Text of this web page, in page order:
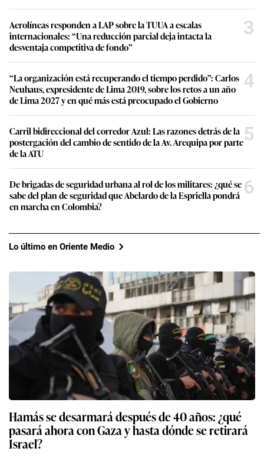
Aerolíneas responden a LAP sobre la TUUA a escalas
internacionales: “Una reducción parcial deja intacta la
desventaja competitiva de fondo”
3
“La organización está recuperando el tiempo perdido”: Carlos
Neuhaus, expresidente de Lima 2019, sobre los retos a un año
de Lima 2027 y en qué más está preocupado el Gobierno
4
Carril bidireccional del corredor Azul: Las razones detrás de la
postergación del cambio de sentido de la Av. Arequipa por parte
de la ATU
5
De brigadas de seguridad urbana al rol de los militares: ¿qué se
sabe del plan de seguridad que Abelardo de la Espriella pondrá
en marcha en Colombia?
6
Lo último en Oriente Medio
Hamás se desarmará después de 40 años: ¿qué
pasará ahora con Gaza y hasta dónde se retirará
Israel?